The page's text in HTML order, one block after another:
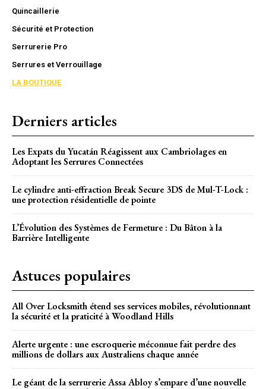
Quincaillerie
Sécurité et Protection
Serrurerie Pro
Serrures et Verrouillage
LA BOUTIQUE
Derniers articles
Les Expats du Yucatán Réagissent aux Cambriolages en
Adoptant les Serrures Connectées
Le cylindre anti-effraction Break Secure 3DS de Mul-T-Lock :
une protection résidentielle de pointe
L’Évolution des Systèmes de Fermeture : Du Bâton à la
Barrière Intelligente
Astuces populaires
All Over Locksmith étend ses services mobiles, révolutionnant
la sécurité et la praticité à Woodland Hills
Alerte urgente : une escroquerie méconnue fait perdre des
millions de dollars aux Australiens chaque année
Le géant de la serrurerie Assa Abloy s’empare d’une nouvelle